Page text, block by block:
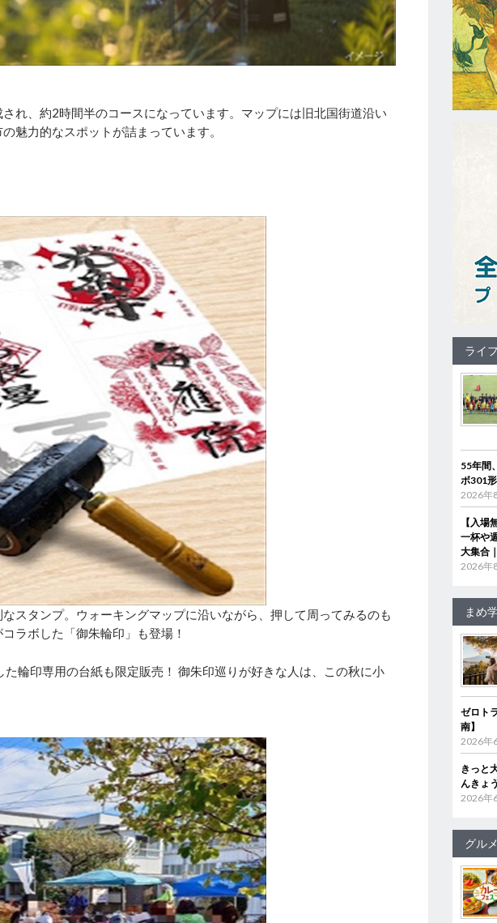
れ、約2時間半のコースになっています。マップには旧北国街道沿い
魅力的なスポットが詰まっています。
スタンプ。ウォーキングマップに沿いながら、押して周ってみるのも
ラボした「御朱輪印」も登場！
輪印専用の台紙も限定販売！ 御朱印巡りが好きな人は、この秋に小
ライ
55年間
ボ301
2026年
【入
一杯や
大集合
2026年
まめ
ゼロト
南】
2026年
きっと
んきょ
2026年
グルメ